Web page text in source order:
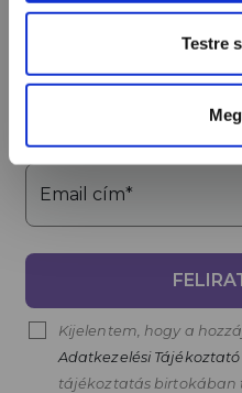
Testre
hírekről,
Email cím*
Kijelentem, hogy a
Adatkezelési Tájékoztató
tájékoztatás birtokában